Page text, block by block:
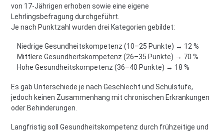
von 17-Jährigen erhoben sowie eine eigene
Lehrlingsbefragung durchgeführt.
Je nach Punktzahl wurden drei Kategorien gebildet:
Niedrige Gesundheitskompetenz (10–25 Punkte) → 12 %
Mittlere Gesundheitskompetenz (26–35 Punkte) → 70 %
Hohe Gesundheitskompetenz (36–40 Punkte) → 18 %
Es gab Unterschiede je nach Geschlecht und Schulstufe,
jedoch keinen Zusammenhang mit chronischen Erkrankungen
oder Behinderungen.
Langfristig soll Gesundheitskompetenz durch frühzeitige und